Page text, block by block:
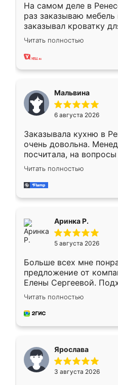
На самом деле в
раз заказываю
заказывал кроватку
ребёнка при его
заказал шкаф-купе. По
хорошее сборка
меньше, здесь же он
Мне нравится ,если
мебели буду
Читать полностью
Мальвина
6 августа 2026
Заказывала кухню в
очень довольна.
посчитала, на вопросы
Замерщик приехал в
делу со всей
за день, ребята
Читать полностью
Аринка Р.
5 августа 2026
Больше всех мне
предложение от
Елены Сергеевой.
короткие сроки
для замера сотрудник
предложил по моему
Читать полностью
Ярослава
3 августа 2026